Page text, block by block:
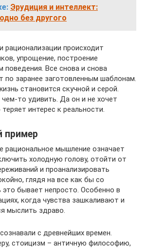
Эрудиция и интеллект:
без другого
рационализации происходит
упрощение, построение
поведения. Все снова и снова
по заранее заготовленным шаблонам.
становится скучной и серой.
то удивить. Да он и не хочет
интерес к реальности.
пример
мышление означает
холодную голову, отойти от
и проанализировать
глядя на все как бы со
бывает непросто. Особенно в
когда чувства зашкаливают и
мыслить здраво.
с древнейших времен.
стоицизм – античную философию,